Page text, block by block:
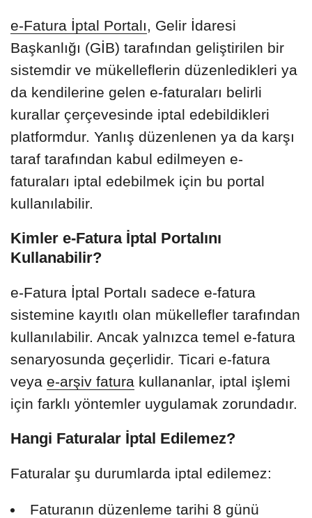
e-Fatura İptal Portalı, Gelir İdaresi
Başkanlığı (GİB) tarafından geliştirilen bir
sistemdir ve mükelleflerin düzenledikleri ya
da kendilerine gelen e-faturaları belirli
kurallar çerçevesinde iptal edebildikleri
platformdur. Yanlış düzenlenen ya da karşı
taraf tarafından kabul edilmeyen e-
faturaları iptal edebilmek için bu portal
kullanılabilir.
Kimler e-Fatura İptal Portalını
Kullanabilir?
e-Fatura İptal Portalı sadece e-fatura
sistemine kayıtlı olan mükellefler tarafından
kullanılabilir. Ancak yalnızca temel e-fatura
senaryosunda geçerlidir. Ticari e-fatura
veya e-arşiv fatura kullananlar, iptal işlemi
için farklı yöntemler uygulamak zorundadır.
Hangi Faturalar İptal Edilemez?
Faturalar şu durumlarda iptal edilemez:
Faturanın düzenleme tarihi 8 günü